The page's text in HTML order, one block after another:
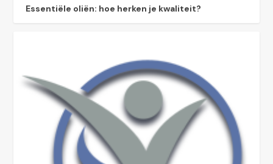
Essentiële oliën: hoe herken je kwaliteit?